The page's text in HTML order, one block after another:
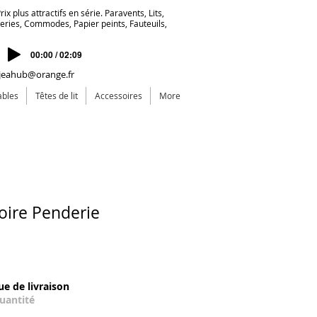
plus attractifs en série. Paravents, Lits,
Commodes, Papier peints, Fauteuils,
00:00 / 02:09
jeahub@orange.fr
Têtes de lit Accessoires More
Penderie
de livraison